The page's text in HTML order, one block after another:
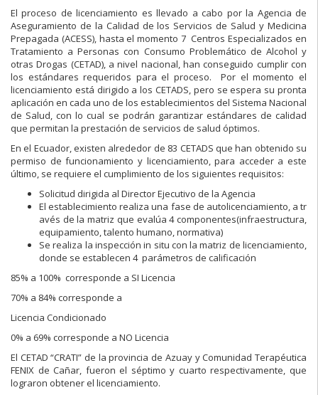
El proceso de licenciamiento es llevado a cabo por la Agencia de
Aseguramiento de la Calidad de los Servicios de Salud y Medicina
Prepagada (ACESS), hasta el momento 7 Centros Especializados en
Tratamiento a Personas con Consumo Problemático de Alcohol y
otras Drogas (CETAD), a nivel nacional, han conseguido cumplir con
los estándares requeridos para el proceso. Por el momento el
licenciamiento está dirigido a los CETADS, pero se espera su pronta
aplicación en cada uno de los establecimientos del Sistema Nacional
de Salud, con lo cual se podrán garantizar estándares de calidad
que permitan la prestación de servicios de salud óptimos.
En el Ecuador, existen alrededor de 83 CETADS que han obtenido su
permiso de funcionamiento y licenciamiento, para acceder a este
último, se requiere el cumplimiento de los siguientes requisitos:
Solicitud dirigida al Director Ejecutivo de la Agencia
El establecimiento realiza una fase de autolicenciamiento, a tr
avés de lamatriz que evalúa 4 componentes(infraestructura,
equipamiento, talento humano, normativa)
Se realiza la inspección in situ con lamatriz de licenciamiento,
donde se establecen 4 parámetros de calificación
85% a 100% corresponde a SI Licencia
70% a 84% corresponde a
Licencia Condicionado
0% a 69% corresponde a NO Licencia
El CETAD “CRATI” de la provincia de Azuay y Comunidad Terapéutica
FENIX de Cañar, fueron el séptimo y cuarto respectivamente, que
lograron obtener el licenciamiento.